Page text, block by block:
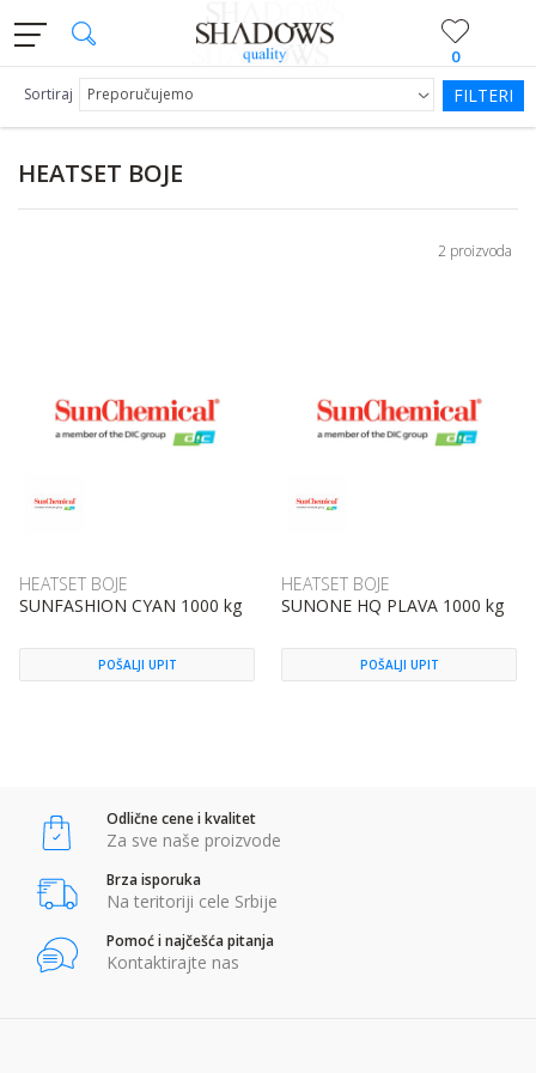
0
HEATSET BOJE
Sortiraj FILTERI
2 proizvoda
HEATSET BOJE
SUNFASHION CYAN 1000 kg
POŠALJI UPIT
HEATSET BOJE
SUNONE HQ PLAVA 1000 kg
POŠALJI UPIT
Odlične cene i kvalitet
Za sve naše proizvode
Brza isporuka
Na teritoriji cele Srbije
Pomoć i najčešća pitanja
Kontaktirajte nas